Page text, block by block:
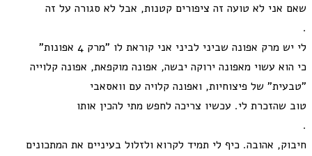
שאם אני לא טועה זה ציפורים קטנות, אבל לא סגורה על זה
.
לי יש מרק אפונה שביני לביני אני קוראת לו "מרק 4 אפונות"
כי הוא עשוי מאפונה ירוקה יבשה, אפונה מוקפאת, אפונה קלוייה
"טבעית" של פיצוחיות, ואפונה קלויה עם וואסאבי
טוב שהזכרת לי. עכשיו צריכה לחפש מתי להכין אותו
.
חיבוק, אהובה. כיף לי תמיד לקרוא ולזלול בעיניים את המתכונים